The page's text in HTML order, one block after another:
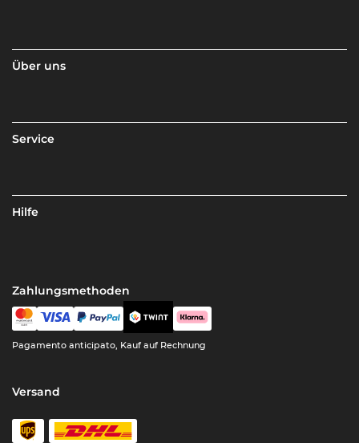
Über uns
Service
Hilfe
Zahlungsmethoden
Pagamento anticipato, Kauf auf Rechnung
Versand